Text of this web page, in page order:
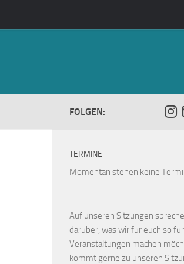
FOLGEN:
TERMINE
Momentan stehen keine
Auf unseren Sitzungen
darüber, was wir für euch so für
Veranstaltungen machen
kommt gerne zu unseren